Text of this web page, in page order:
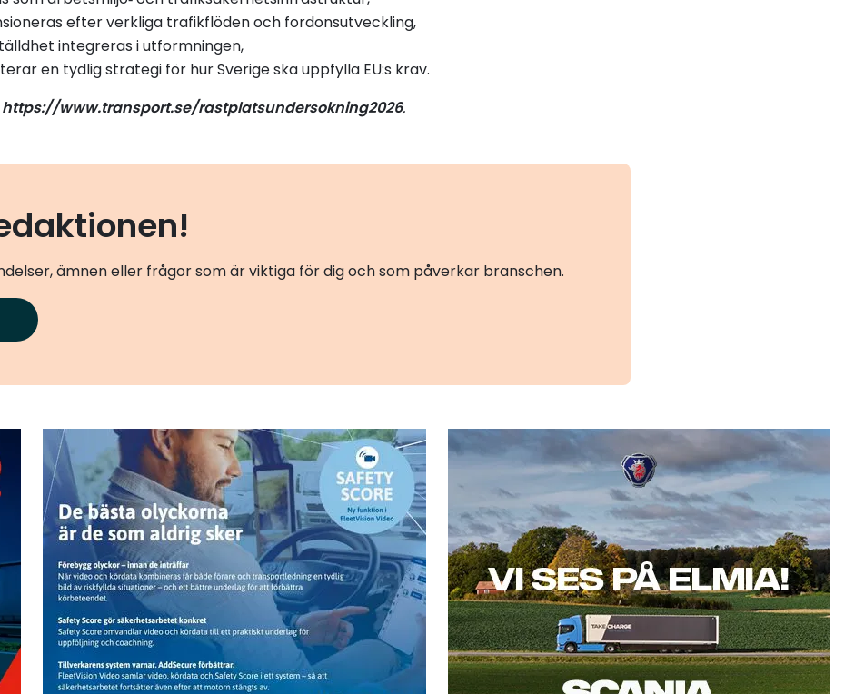
efter verkliga trafikflöden och fordonsutveckling,
integreras i utformningen,
en tydlig strategi för hur Sverige ska uppfylla EU:s krav.
https://www.transport.se/rastplatsundersokning2026.
ämnen eller frågor som är viktiga för dig och som påverkar branschen.
Add Secure Scania